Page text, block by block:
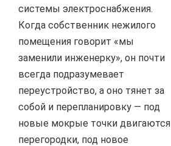
системы электроснабжения.
Когда собственник нежилого
помещения говорит «мы
заменили инженерку», он почти
всегда подразумевает
переустройство, а оно тянет за
собой и перепланировку — под
новые мокрые точки двигаются
перегородки, под новое